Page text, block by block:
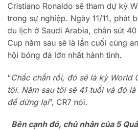
Cristiano Ronaldo sẽ tham dự kỳ
trong sự nghiệp. Ngày 11/11, phát
du lịch ở Saudi Arabia, chân sút
Cup năm sau sẽ là lần cuối cùng
hội bóng đá lớn nhất hành tinh.
“Chắc chắn rồi, đó sẽ là kỳ World
tôi. Năm sau tôi sẽ 41 tuổi và đó
để dừng lại”, CR7 nói.
Bên cạnh đó, chủ nhân của 5